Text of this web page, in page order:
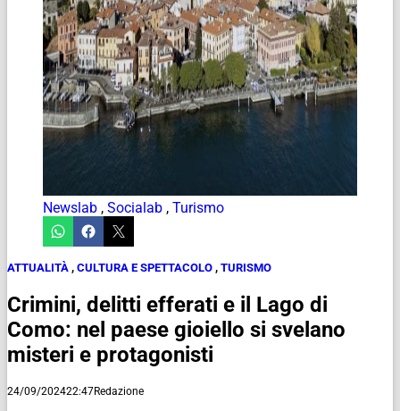
Newslab , Socialab , Turismo
ATTUALITÀ , CULTURA E SPETTACOLO , TURISMO
Crimini, delitti efferati e il Lago di
Como: nel paese gioiello si svelano
misteri e protagonisti
24/09/202422:47Redazione